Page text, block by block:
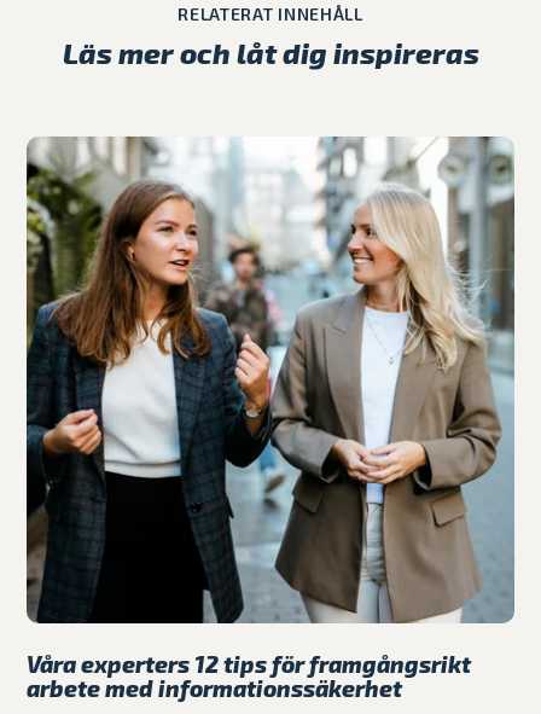
RELATERAT INNEHÅLL
Läs mer och låt dig inspireras
Våra experters 12 tips för framgångsrikt
arbete med informationssäkerhet